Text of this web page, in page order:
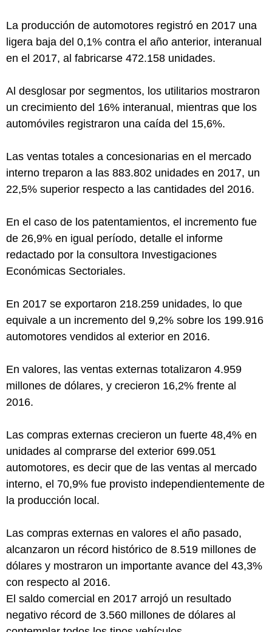
La producción de automotores registró en 2017 una
ligera baja del 0,1% contra el año anterior, interanual
en el 2017, al fabricarse 472.158 unidades.
Al desglosar por segmentos, los utilitarios mostraron
un crecimiento del 16% interanual, mientras que los
automóviles registraron una caída del 15,6%.
Las ventas totales a concesionarias en el mercado
interno treparon a las 883.802 unidades en 2017, un
22,5% superior respecto a las cantidades del 2016.
En el caso de los patentamientos, el incremento fue
de 26,9% en igual período, detalle el informe
redactado por la consultora Investigaciones
Económicas Sectoriales.
En 2017 se exportaron 218.259 unidades, lo que
equivale a un incremento del 9,2% sobre los 199.916
automotores vendidos al exterior en 2016.
En valores, las ventas externas totalizaron 4.959
millones de dólares, y crecieron 16,2% frente al
2016.
Las compras externas crecieron un fuerte 48,4% en
unidades al comprarse del exterior 699.051
automotores, es decir que de las ventas al mercado
interno, el 70,9% fue provisto independientemente de
la producción local.
Las compras externas en valores el año pasado,
alcanzaron un récord histórico de 8.519 millones de
dólares y mostraron un importante avance del 43,3%
con respecto al 2016.
El saldo comercial en 2017 arrojó un resultado
negativo récord de 3.560 millones de dólares al